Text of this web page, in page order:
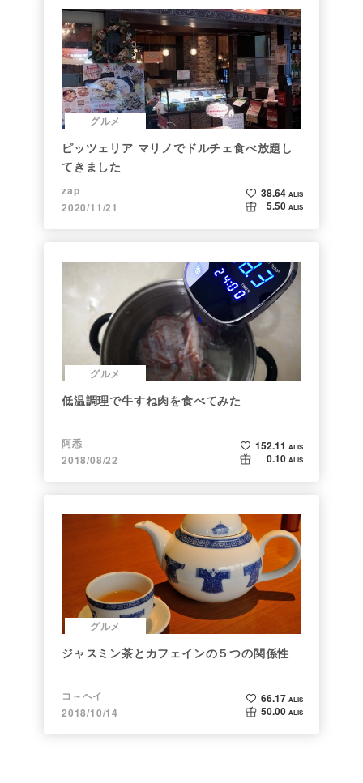
グルメ
ピッツェリア マリノでドルチェ食べ放題し
てきました
zap
2020/11/21
38.64 ALIS
5.50 ALIS
グルメ
低温調理で牛すね肉を食べてみた
阿悉
2018/08/22
152.11 ALIS
0.10 ALIS
グルメ
ジャスミン茶とカフェインの５つの関係性
コ～ヘイ
2018/10/14
66.17 ALIS
50.00 ALIS